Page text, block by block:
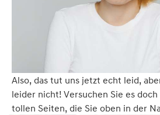
Also, das tut uns jetzt echt leid,
leider nicht! Versuchen Sie es
tollen Seiten, die Sie oben in der